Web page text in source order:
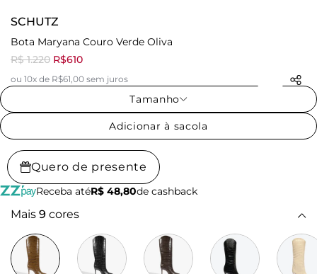
SCHUTZ
Bota Maryana Couro Verde Oliva
R$ 1.220 R$610
ou 10x de R$61,00 sem juros
Tamanho
Adicionar à sacola
Quero de presente
Receba atéR$ 48,80de cashback
Mais 9 cores